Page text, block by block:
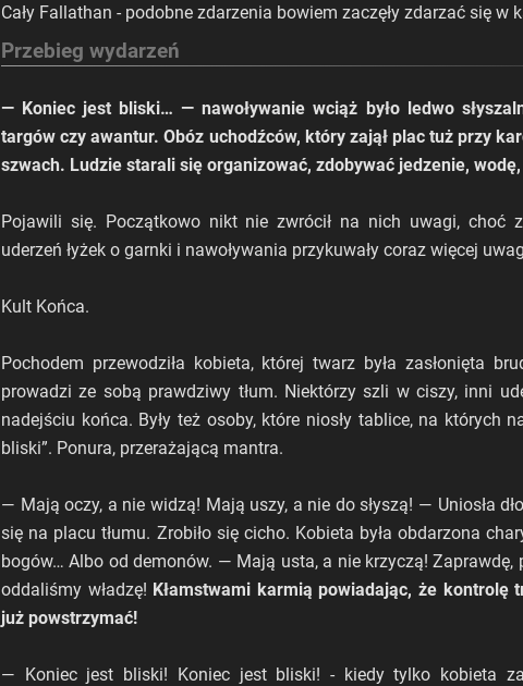
Cały Fallathan - podobne zdarzenia bowiem zaczęły zdarzać się
Przebieg wydarzeń
— Koniec jest bliski… — nawoływanie wciąż było ledwo
targów czy awantur. Obóz uchodźców, który zajął plac tuż przy
szwach. Ludzie starali się organizować, zdobywać jedzenie,
Pojawili się. Początkowo nikt nie zwrócił na nich uwagi, choć
uderzeń łyżek o garnki i nawoływania przykuwały coraz więcej
Kult Końca.
Pochodem przewodziła kobieta, której twarz była zasłonięta
prowadzi ze sobą prawdziwy tłum. Niektórzy szli w ciszy, inni
nadejściu końca. Były też osoby, które niosły tablice, na których
bliski”. Ponura, przerażającą mantra.
— Mają oczy, a nie widzą! Mają uszy, a nie do słyszą! — Uniosła
się na placu tłumu. Zrobiło się cicho. Kobieta była obdarzona
bogów… Albo od demonów. — Mają usta, a nie krzyczą!
oddaliśmy władzę! Kłamstwami karmią powiadając, że kontrolę
już powstrzymać!
— Koniec jest bliski! Koniec jest bliski! - kiedy tylko kobieta